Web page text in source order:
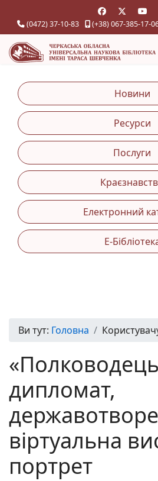
(0472) 37-10-83 (+38) 067-385-17-
Новини
Ресурси
Послуги
Електронний
Е-
Ви тут: Головна
дипломат,
віртуальна
портрет